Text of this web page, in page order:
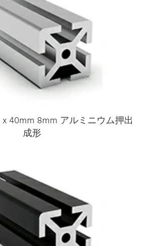
40mm 8mm アルミニウム押出
成形